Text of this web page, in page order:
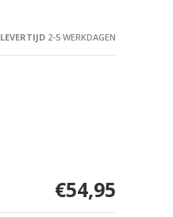
LEVERTIJD2-5 WERKDAGEN
€54,95